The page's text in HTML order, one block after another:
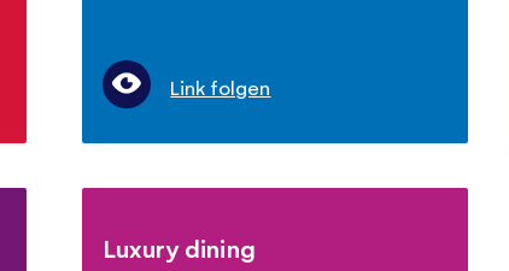
Link folgen
Luxury dining